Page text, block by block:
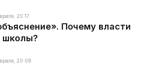
20:17
Почему власти
школы?
20:08